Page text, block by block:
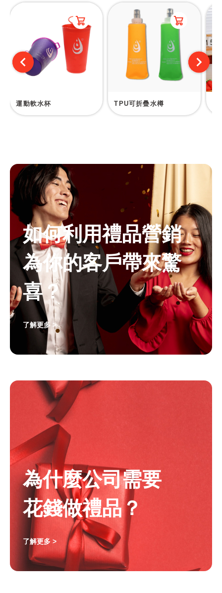
運動軟水杯 TPU可折疊水樽
為什麼公司需要
花錢做禮品？
了解更多 >
如何利用禮品營銷
為你的客戶帶來驚
喜？
了解更多 >